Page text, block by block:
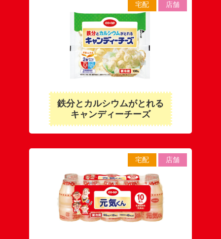
宅配 店舗
鉄分とカルシウムがとれる
キャンディーチーズ
宅配 店舗